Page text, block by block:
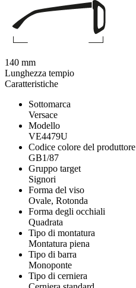
Caratteristiche
Sottomarca
Versace
Modello
VE4479U
Codice colore del produttore
GB1/87
Gruppo target
Signori
Forma del viso
Ovale, Rotonda
Forma degli occhiali
Quadrata
Tipo di montatura
Montatura piena
Tipo di barra
Monoponte
Tipo di cerniera
140 mm
Lunghezza tempio